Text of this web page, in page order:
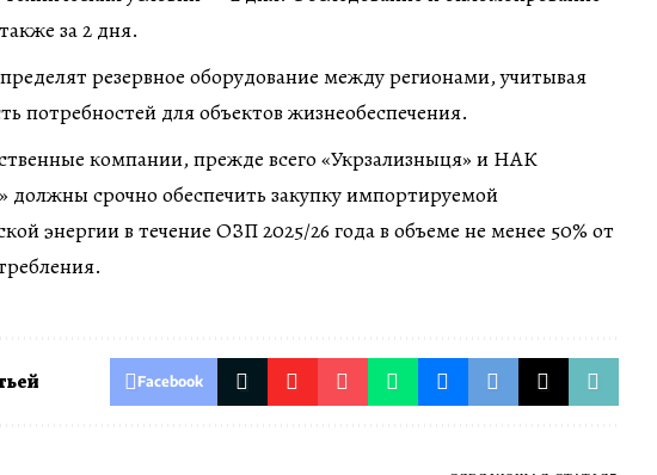
за 2 дня.
резервное оборудование между регионами, учитывая
потребностей для объектов жизнеобеспечения.
компании, прежде всего «Укрзализныця» и НАК
должны срочно обеспечить закупку импортируемой
энергии в течение ОЗП 2025/26 года в объеме не менее 50% от
Facebook